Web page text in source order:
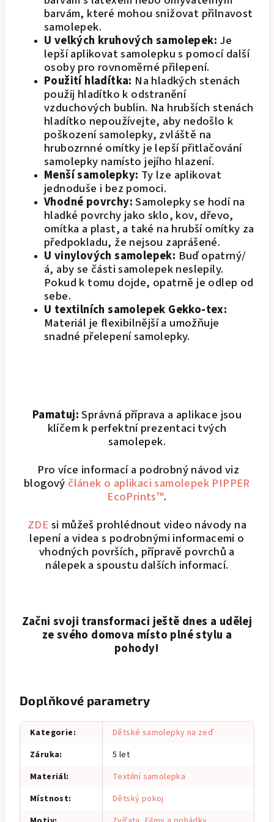
barvám, které mohou snižovat přilnavost
samolepek.
U velkých kruhových samolepek: Je
lepší aplikovat samolepku s pomocí další
osoby pro rovnoměrné přilepení.
Použití hladítka: Na hladkých stenách
použij hladítko k odstranění
vzduchových bublin. Na hrubších stenách
hladítko nepoužívejte, aby nedošlo k
poškození samolepky, zvláště na
hrubozrnné omítky je lepší přitlačování
samolepky namísto jejího hlazení.
Menší samolepky: Ty lze aplikovat
jednoduše i bez pomoci.
Vhodné povrchy:Samolepky se hodí na
hladké povrchy jako sklo, kov, dřevo,
omítka a plast, a také na hrubší omítky za
předpokladu, že nejsou zaprášené.
U vinylových samolepek: Buď opatrný/
á, aby se části samolepek neslepily.
Pokud k tomu dojde, opatrně je odlep od
sebe.
U textilních samolepek Gekko-tex:
Materiál je flexibilnější a umožňuje
snadné přelepení samolepky.
Pamatuj:Správná příprava a aplikace jsou
klíčem k perfektní prezentaci tvých
samolepek.
Pro více informací a podrobný návod viz
blogový článek o aplikaci samolepek PIPPER
EcoPrints™.
ZDE si můžeš prohlédnout video návody na
lepení a videa s podrobnými informacemi o
vhodných površích, přípravě povrchů a
nálepek a spoustu dalších informací.
Začni svoji transformaci ještě dnes a udělej
ze svého domova místo plné stylu a
pohody!
Doplňkové parametry
Kategorie:
Dětské samolepky na zeď
Záruka:
5 let
Materiál:
Textilní samolepka
Místnost:
Dětský pokoj